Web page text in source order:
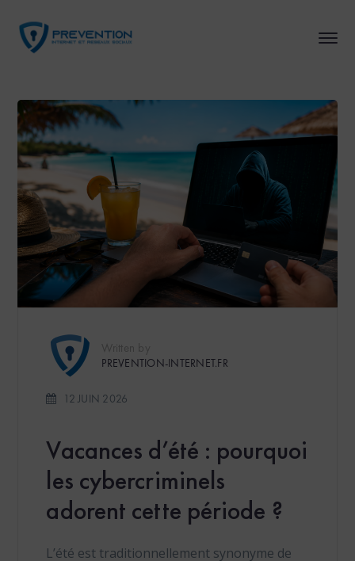
PREVENTION-INTERNET.FR
12 JUIN 2026
Vacances d’été : pourquoi
les cybercriminels
adorent cette période ?
L’été est traditionnellement synonyme de